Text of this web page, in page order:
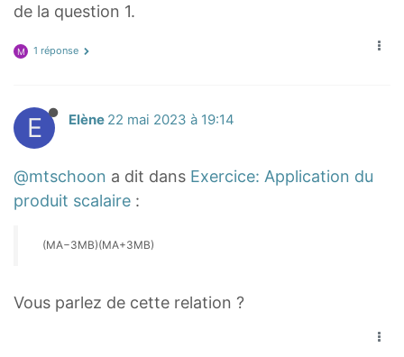
de la question 1.
M 1 réponse
E Elène 22 mai 2023 à 19:14
@mtschoon a dit dans Exercice: Application du
produit scalaire :
(MA−3MB)(MA+3MB)
Vous parlez de cette relation ?